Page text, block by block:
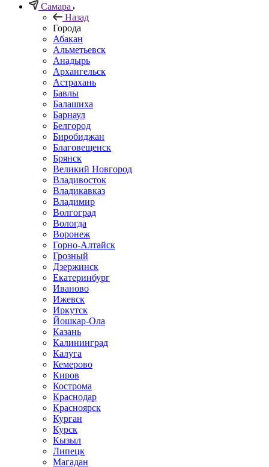
Самара
Назад
Города
Абакан
Альметьевск
Анадырь
Архангельск
Астрахань
Бавлы
Балашиха
Барнаул
Белгород
Биробиджан
Благовещенск
Брянск
Великий Новгород
Владивосток
Владикавказ
Владимир
Волгоград
Вологда
Воронеж
Горно-Алтайск
Грозный
Дзержинск
Екатеринбург
Иваново
Ижевск
Иркутск
Йошкар-Ола
Казань
Калининград
Калуга
Кемерово
Киров
Кострома
Краснодар
Красноярск
Курган
Курск
Кызыл
Липецк
Магадан